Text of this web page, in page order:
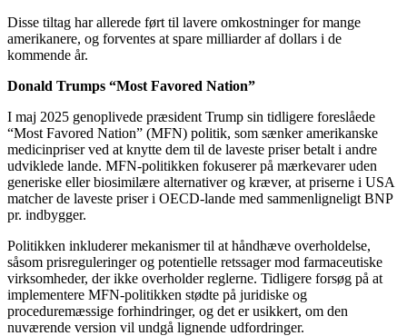
Disse tiltag har allerede ført til lavere omkostninger for mange
amerikanere, og forventes at spare milliarder af dollars i de
kommende år.
Donald Trumps “Most Favored Nation”
I maj 2025 genoplivede præsident Trump sin tidligere foreslåede
“Most Favored Nation” (MFN) politik, som sænker amerikanske
medicinpriser ved at knytte dem til de laveste priser betalt i andre
udviklede lande. MFN-politikken fokuserer på mærkevarer uden
generiske eller biosimilære alternativer og kræver, at priserne i USA
matcher de laveste priser i OECD-lande med sammenligneligt BNP
pr. indbygger.
Politikken inkluderer mekanismer til at håndhæve overholdelse,
såsom prisreguleringer og potentielle retssager mod farmaceutiske
virksomheder, der ikke overholder reglerne. Tidligere forsøg på at
implementere MFN-politikken stødte på juridiske og
proceduremæssige forhindringer, og det er usikkert, om den
nuværende version vil undgå lignende udfordringer.